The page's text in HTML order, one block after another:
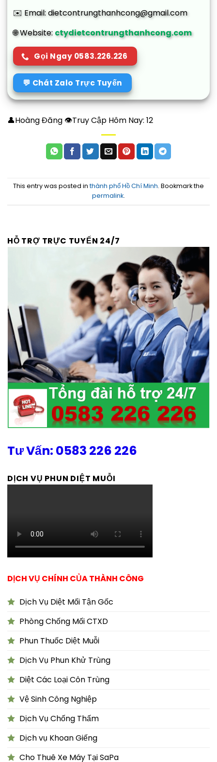
✉️ Email: dietcontrungthanhcong@gmail.com
🌐 Website: ctydietcontrungthanhcong.com
Gọi Ngay 0583.226.226
💬 Chát Zalo Trực Tuyến
👤Hoàng Đăng 👁Truy Cập Hôm Nay: 12
This entry was posted inthành phố Hồ Chí Minh. Bookmark the
permalink.
HỖ TRỢ TRỰC TUYẾN 24/7
Tư Vấn: 0583 226 226
DỊCH VỤ PHUN DIỆT MUỖI
DỊCH VỤ CHÍNH CỦA THÀNH CÔNG
Dịch Vụ Diệt Mối Tận Gốc
Phòng Chống Mối CTXD
Phun Thuốc Diệt Muỗi
Dịch Vụ Phun Khử Trùng
Diệt Các Loại Côn Trùng
Vệ Sinh Công Nghiệp
Dịch Vụ Chống Thấm
Dịch vụ Khoan Giếng
Cho Thuê Xe Máy Tại SaPa